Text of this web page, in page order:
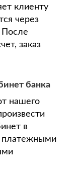
клиенту
через
После
заказ
банка
нашего
в
платежными